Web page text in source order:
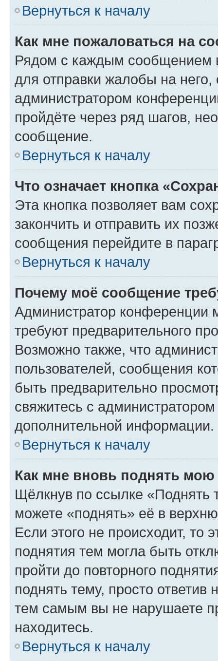
Вернуться к началу
Как мне пожаловаться на
Рядом с каждым сообщением
для отправки жалобы на
администратором
пройдёте через ряд шагов,
сообщение.
Вернуться к началу
Что означает кнопка
Эта кнопка позволяет вам
закончить и отправить их
сообщения перейдите в
Вернуться к началу
Почему моё сообщение
Администратор конференции
требуют предварительного
Возможно также, что
пользователей, сообщения
быть предварительно
свяжитесь с
дополнительной информации.
Вернуться к началу
Как мне вновь поднять мою
Щёлкнув по ссылке «Поднять
можете «поднять» её в
Если этого не происходит, то
поднятия тем могла быть
пройти до повторного
поднять тему, просто ответив
тем самым вы не нарушаете
находитесь.
Вернуться к началу